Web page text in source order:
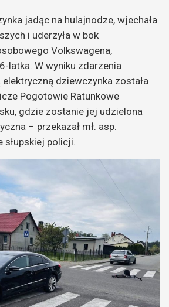
jadąc na hulajnodze, wjechała
i uderzyła w bok
Volkswagena,
latka. W wyniku zdarzenia
dziewczynka została
Pogotowie Ratunkowe
gdzie zostanie jej udzielona
– przekazał mł. asp.
słupskiej policji.